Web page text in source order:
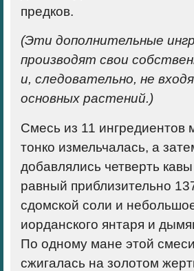
предков.
(Эти дополнительные
производят свои
и, следовательно, не
основных растений.)
Смесь из 11 ингредиентов
тонко измельчалась, а
добавлялись четверть
равный приблизительно
сдомской соли и
иорданского янтаря и
По одному мане этой
сжигалась на золотом